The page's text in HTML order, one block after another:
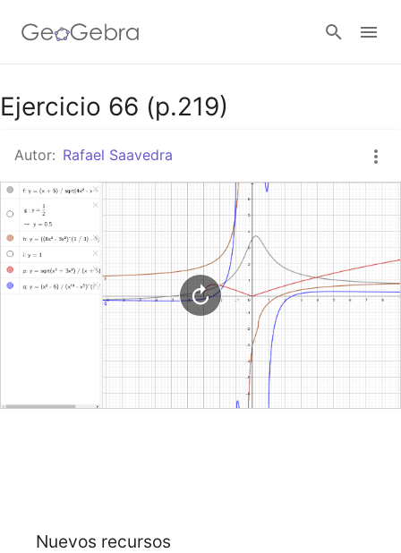
Google Classroom
GeoGebra Classroom
Abrir sesión
Ejercicio 66 (p.219)
Autor: Rafael Saavedra
Nuevos recursos